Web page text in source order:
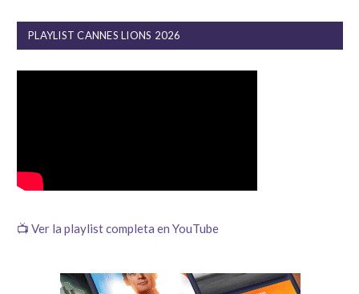
PLAYLIST CANNES LIONS 2026
📺 Ver la playlist completa en YouTube